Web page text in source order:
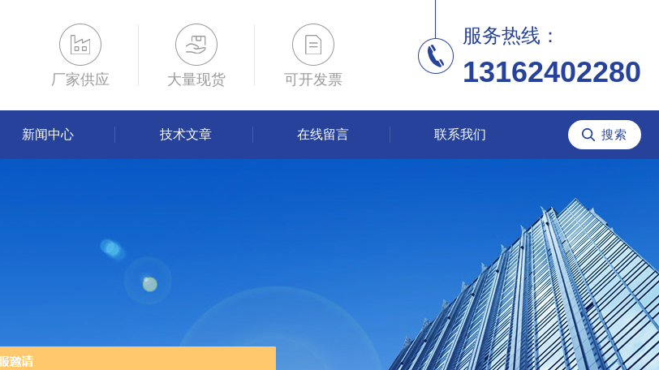
厂家供应 大量现货 可开发票
服务热线：
13162402280
新闻中心 技术文章 在线留言 联系我们